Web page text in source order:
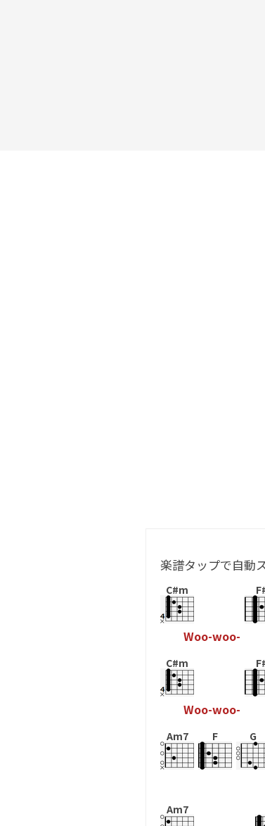
楽譜タップで自動
C#m
Woo-woo-
C#m
Woo-woo-
Am7 F G
Am7